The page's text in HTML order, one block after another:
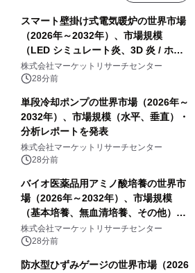
スマート壁掛け式電気暖炉の世界市場
（2026年～2032年）、市場規模
（LED シミュレート炎、3D 炎 / ホロ
グラフィック効果、水ミスト炎）・分
析レポートを発表
株式会社マーケットリサーチセンター
28分前
単段冷却ポンプの世界市場（2026年～
2032年）、市場規模（水平、垂直）・
分析レポートを発表
株式会社マーケットリサーチセンター
28分前
バイオ医薬品用アミノ酸培養の世界市
場（2026年～2032年）、市場規模
（基本培養、無血清培養、その他）・
分析レポートを発表
株式会社マーケットリサーチセンター
28分前
防水型ひずみゲージの世界市場（2026